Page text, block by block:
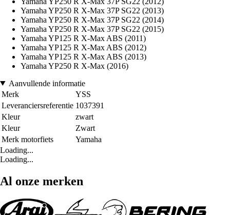
Yamaha YP250 R X-Max 37P SG22 (2013)
Yamaha YP250 R X-Max 37P SG22 (2014)
Yamaha YP250 R X-Max 37P SG22 (2015)
Yamaha YP125 R X-Max ABS (2011)
Yamaha YP125 R X-Max ABS (2012)
Yamaha YP125 R X-Max ABS (2013)
Yamaha YP250 R X-Max (2016)
Aanvullende informatie
Merk
YSS
Leveranciersreferentie 1037391
Kleur
zwart
Kleur
Zwart
Merk motorfiets
Yamaha
Loading...
Loading...
Al onze merken